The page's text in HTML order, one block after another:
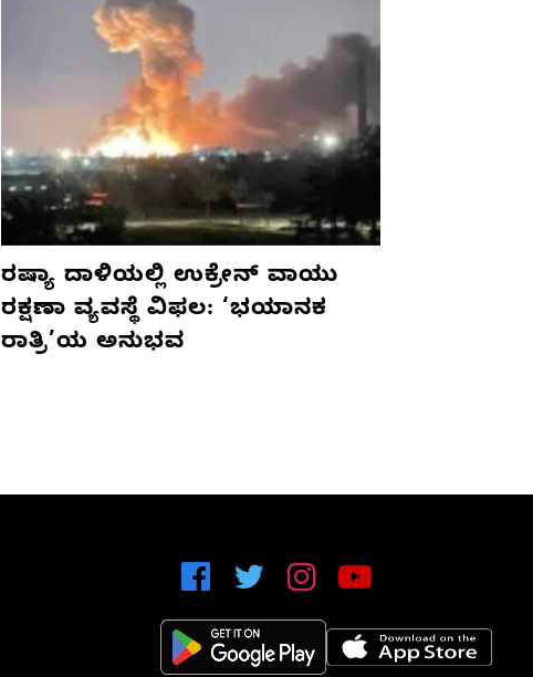
ರಷ್ಯಾ ದಾಳಿಯಲ್ಲಿ ಉಕ್ರೇನ್ ವಾಯು
ರಕ್ಷಣಾ ವ್ಯವಸ್ಥೆ ವಿಫಲ: ‘ಭಯಾನಕ
ರಾತ್ರಿ’ಯ ಅನುಭವ